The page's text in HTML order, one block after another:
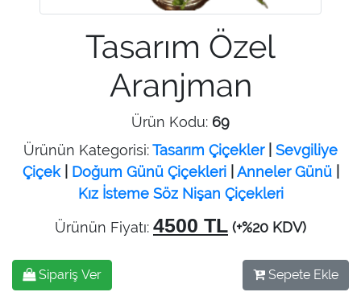
Tasarım Özel
Aranjman
Ürün Kodu: 69
Ürünün Kategorisi:Tasarım Çiçekler| Sevgiliye
Çiçek| Doğum Günü Çiçekleri| Anneler Günü|
Kız İsteme Söz Nişan Çiçekleri
Ürünün Fiyatı: 4500 TL (+%20 KDV)
Sipariş Ver Sepete Ekle